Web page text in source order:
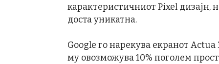
карактеристичниот Pixel дизајн,
доста уникатна.
Google го нарекува екранот
му овозможува 10% поголем